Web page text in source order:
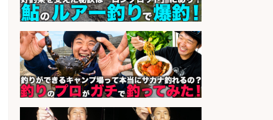
フィッシング用品の「製品開発設
計」
会社名 メガバス株式会社
sponsored by 求人ボックス
人材紹介事業責任者候補/飲食業界
向けSaaS企業「魚ぽち」/東証グロ